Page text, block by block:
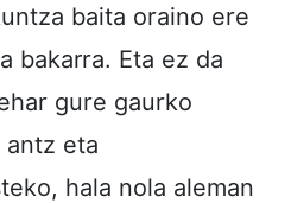
baita oraino ere
bakarra. Eta ez da
gure gaurko
antz eta
hala nola aleman